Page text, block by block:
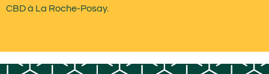
CBD à La Roche-Posay.